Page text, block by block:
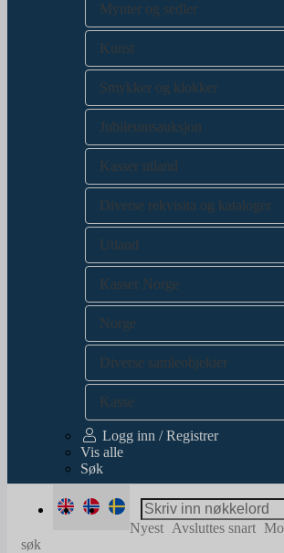
Mynter og sedler
Kunst
Smykker og klokker
Jubileumsauksjon
Kasser utland
Diverse rekvisita og kataloger
Utland
Kasser Norge
Norge
Diverse samleobjekter
Kasse
Logg inn / Registrer
Vis alle
Søk
Nyest Avsluttes snart
søk